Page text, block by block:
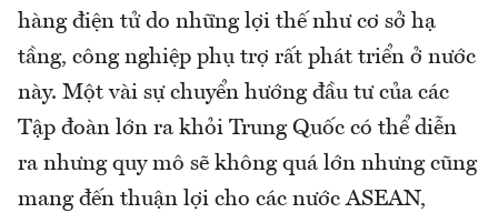
hàng điện tử do những lợi thế như cơ sở hạ
tầng, công nghiệp phụ trợ rất phát triển ở nước
này. Một vài sự chuyển hướng đầu tư của các
Tập đoàn lớn ra khỏi Trung Quốc có thể diễn
ra nhưng quy mô sẽ không quá lớn nhưng cũng
mang đến thuận lợi cho các nước ASEAN,